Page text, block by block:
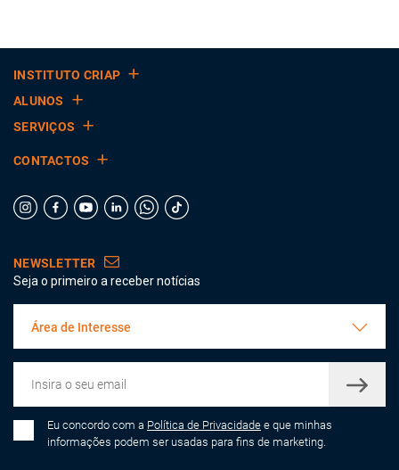
INSTITUTO CRIAP
ALUNOS
SERVIÇOS
CONTACTOS
NEWSLETTER
Seja o primeiro a receber notícias
Área de Interesse
Eu concordo com a Política de Privacidade e que minhas
informações podem ser usadas para fins de marketing.